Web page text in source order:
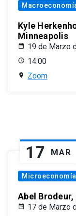
Kyle
Minneapolis
19 de Marzo
14:00
Zoom
17 MAR
Abel
17 de Marzo